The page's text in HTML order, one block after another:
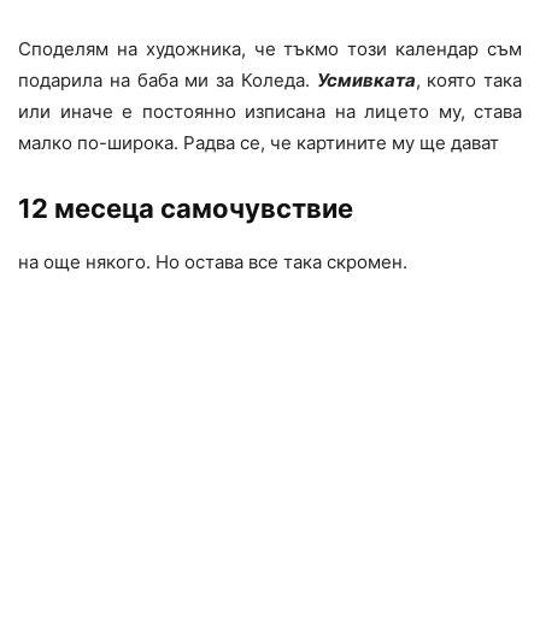
Споделям на художника, че тъкмо този календар съм
подарила на баба ми за Коледа. Усмивката, която така
или иначе е постоянно изписана на лицето му, става
малко по-широка. Радва се, че картините му ще дават
12 месеца самочувствие
на още някого. Но остава все така скромен.